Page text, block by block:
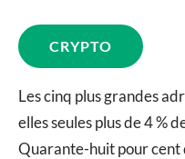
CRYPTO
Les cinq plus grandes
elles seules plus de 4 %
Quarante-huit pour cent